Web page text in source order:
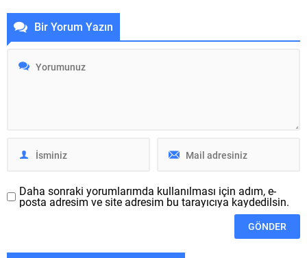
açıklamaya göre bundan
böyle, “parodi” ifadesini
sarihçe belirtmeden taklitçilik
yapan Kendisini tanınmış bir
bireyin yerine koyan tüm
paylaşabileceksiniz. İlk test
Bir Yorum Yazın
Daha sonraki yorumlarımda kullanılması için adım, e-
posta adresim ve site adresim bu tarayıcıya kaydedilsin.